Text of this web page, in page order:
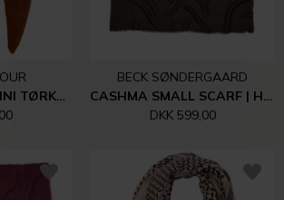
DELL STRIKKET MINI TØRKLÆDE | CAMEL
BECK SØNDERGAARD
CASHMA SMALL SCARF | HOT FUDGE BROWN
DKK 599,00